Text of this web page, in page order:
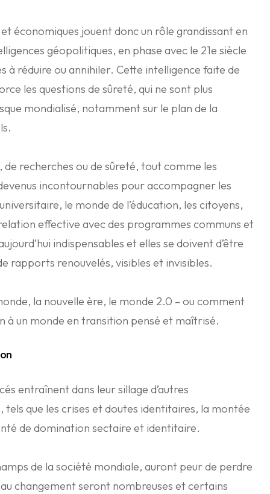
économiques jouent donc un rôle grandissant en
géopolitiques, en phase avec le 21e siècle
à réduire ou annihiler. Cette intelligence faite de
les questions de sûreté, qui ne sont plus
mondialisé, notamment sur le plan de la
recherches ou de sûreté, tout comme les
incontournables pour accompagner les
le monde de l’éducation, les citoyens,
effective avec des programmes communs et
indispensables et elles se doivent d’être
rapports renouvelés, visibles et invisibles.
la nouvelle ère, le monde 2.0 – ou comment
à un monde en transition pensé et maîtrisé.
entraînent dans leur sillage d’autres
tels que les crises et doutes identitaires, la montée
de domination sectaire et identitaire.
de la société mondiale, auront peur de perdre
changement seront nombreuses et certains